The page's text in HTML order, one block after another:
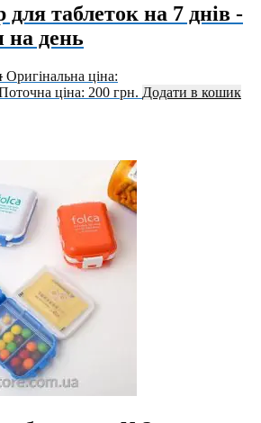
для таблеток на 7 днів -
на день
Оригінальна ціна:
ціна: 200 грн. Додати в кошик